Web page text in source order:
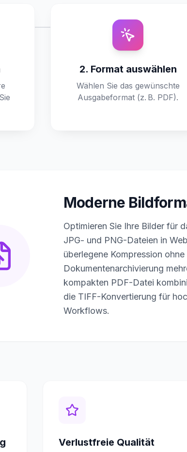
2. Format auswählen
Wählen Sie das gewünschte
Ausgabeformat (z. B. PDF).
Moderne
Optimieren Sie Ihre Bilder für
JPG- und PNG-Dateien in
überlegene Kompression
Dokumentenarchivierung
kompakten PDF-Datei
die TIFF-Konvertierung für
Workflows.
Verlustfreie Qualität